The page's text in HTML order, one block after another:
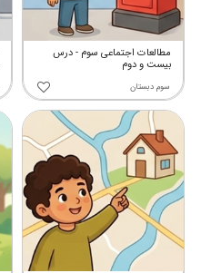
مطالعات اجتماعی سوم - درس
بیست و دوم
سوم دبستان